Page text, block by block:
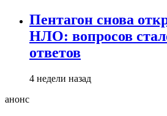
Пентагон снова
НЛО: вопросов
ответов
4 недели назад
анонс